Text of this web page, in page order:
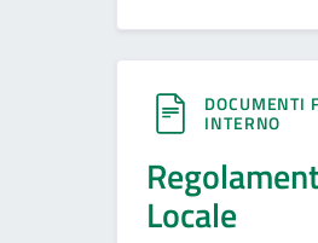
DOCUMENTI
INTERNO
Locale